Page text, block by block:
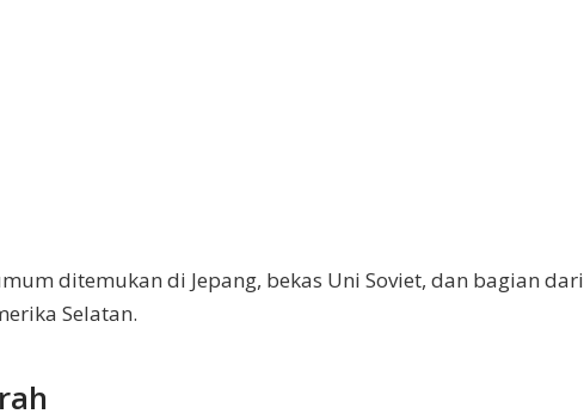
ditemukan di Jepang, bekas Uni Soviet, dan bagian dari
Selatan.